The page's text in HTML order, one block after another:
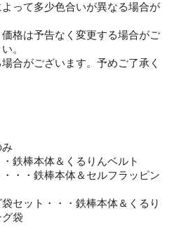
って多少色合いが異なる場合が
格は予告なく変更する場合がご
。
合がございます。予めご了承く
鉄棒本体＆くるりんベルト
・・鉄棒本体＆セルフラッピン
セット・・・鉄棒本体＆くるり
袋